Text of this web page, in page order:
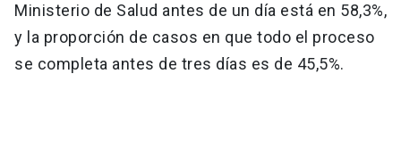
Ministerio de Salud antes de un día está en 58,3%,
y la proporción de casos en que todo el proceso
se completa antes de tres días es de 45,5%.